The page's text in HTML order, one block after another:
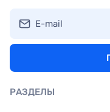
E-mail
РАЗДЕЛЫ